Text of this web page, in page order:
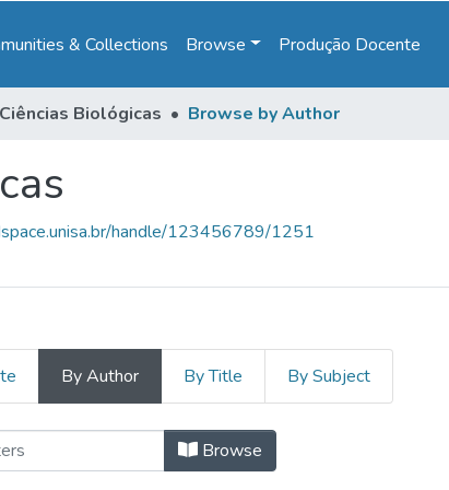
& Collections Browse Produção Docente
Ciências Biológicas Browse by Author
handle/123456789/1251
By Author By Title By Subject
by Author "Chagas,
Browse